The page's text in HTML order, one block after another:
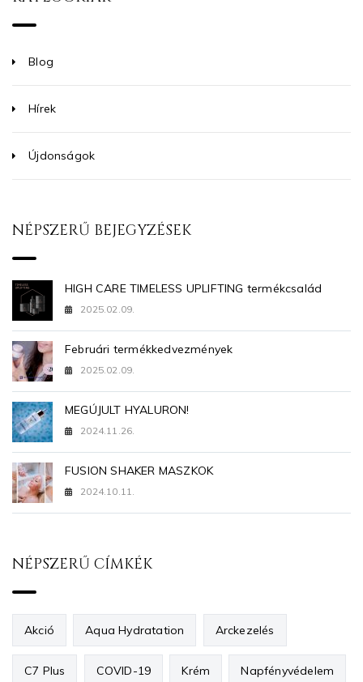
Blog
Hírek
Újdonságok
NÉPSZERŰ BEJEGYZÉSEK
HIGH CARE TIMELESS UPLIFTING termékcsalád
2025.02.09.
Februári termékkedvezmények
2025.02.09.
MEGÚJULT HYALURON!
2024.11.26.
FUSION SHAKER MASZKOK
2024.10.11.
NÉPSZERŰ CÍMKÉK
Akció Aqua Hydratation Arckezelés
C7 Plus COVID-19 Krém Napfényvédelem